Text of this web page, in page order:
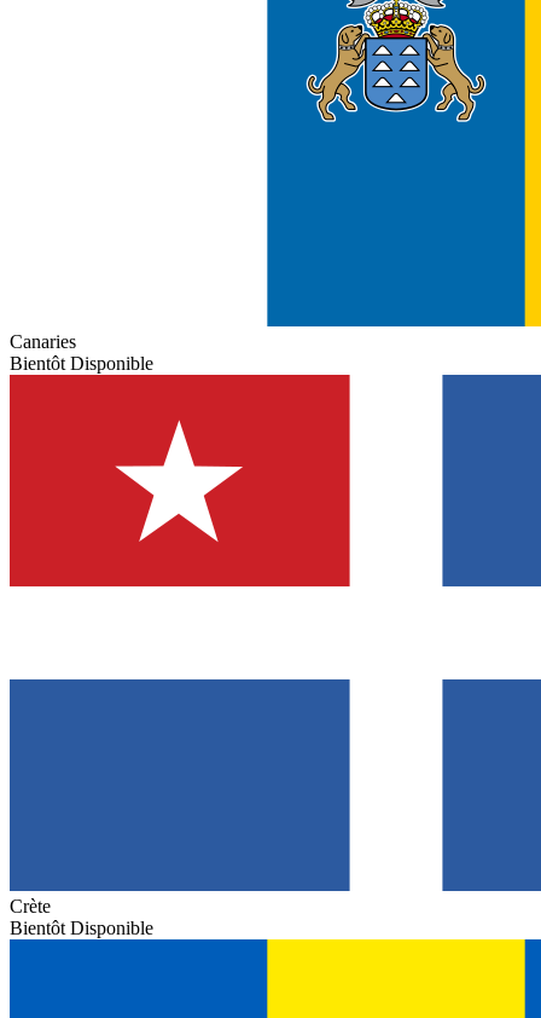
Canaries
Bientôt Disponible
Crète
Bientôt Disponible